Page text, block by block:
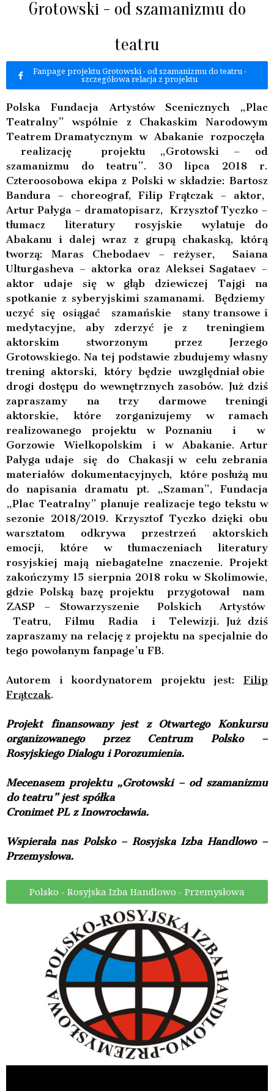
Grotowski - od szamanizmu do
teatru
Fanpage projektu Grotowski - od szamanizmu do teatru -
szczegółowa relacja z projektu
Polska Fundacja Artystów Scenicznych „Plac
Teatralny” wspólnie z Chakaskim Narodowym
Teatrem Dramatycznym w Abakanie rozpoczęła
realizację projektu „Grotowski – od
szamanizmu do teatru”. 30 lipca 2018 r.
Czteroosobowa ekipa z Polski w składzie: Bartosz
Bandura – choreograf, Filip Frątczak – aktor,
Artur Pałyga – dramatopisarz, Krzysztof Tyczko –
tłumacz literatury rosyjskie wylatuje do
Abakanu i dalej wraz z grupą chakaską, którą
tworzą: Maras Chebodaev – reżyser, Saiana
Ulturgasheva – aktorka oraz Aleksei Sagataev –
aktor udaje się w głąb dziewiczej Tajgi na
spotkanie z syberyjskimi szamanami. Będziemy
uczyć się osiągać szamańskie stany transowe i
medytacyjne, aby zderzyć je z treningiem
aktorskim stworzonym przez Jerzego
Grotowskiego. Na tej podstawie zbudujemy własny
trening aktorski, który będzie uwzględniał obie
drogi dostępu do wewnętrznych zasobów. Już dziś
zapraszamy na trzy darmowe treningi
aktorskie, które zorganizujemy w ramach
realizowanego projektu w Poznaniu i w
Gorzowie Wielkopolskim i w Abakanie. Artur
Pałyga udaje się do Chakasji w celu zebrania
materiałów dokumentacyjnych, które posłużą mu
do napisania dramatu pt. „Szaman”, Fundacja
„Plac Teatralny” planuje realizacje tego tekstu w
sezonie 2018/2019. Krzysztof Tyczko dzięki obu
warsztatom odkrywa przestrzeń aktorskich
emocji, które w tłumaczeniach literatury
rosyjskiej mają niebagatelne znaczenie. Projekt
zakończymy 15 sierpnia 2018 roku w Skolimowie,
gdzie Polską bazę projektu przygotował nam
ZASP – Stowarzyszenie Polskich Artystów
Teatru, Filmu Radia i Telewizji. Już dziś
zapraszamy na relacjęz projektu na specjalnie do
tego powołanym fanpage’u FB.
Autorem i koordynatorem projektu jest: Filip
Frątczak.
Projekt finansowany jest z Otwartego Konkursu
organizowanego przez Centrum Polsko –
Rosyjskiego Dialogui Porozumienia.
Mecenasem projektu „Grotowski – od szamanizmu
do teatru” jest spółka
Cronimet PL z Inowrocławia.
Wspierała nas Polsko – Rosyjska Izba Handlowo –
Przemysłowa.
Polsko - Rosyjska Izba Handlowo - Przemysłowa